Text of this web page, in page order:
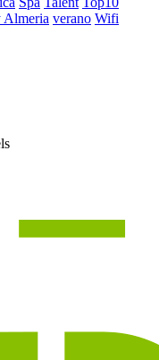
Almeria verano Wifi